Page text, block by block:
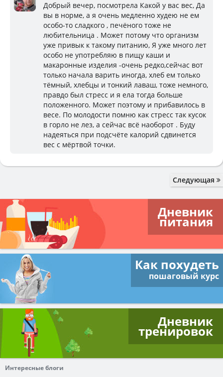
Добрый вечер, посмотрела Какой у вас вес, Да
вы в норме, а я очень медленно худею не ем
особо-то сладкого , печёного тоже не
любительница . Может потому что организм
уже привык к такому питанию, Я уже много лет
особо не употребляю в пищу каши и
макаронные изделия -очень редко,сейчас вот
только начала варить иногда, хлеб ем только
тёмный, хлебцы и тонкий лаваш, тоже немного,
правдо был стресс и я ела тогда больше
положенного. Может поэтому и прибавилось в
весе. По молодости помню как стресс так кусок
в горло не лез, а сейчас всё наоборот . Буду
надеяться при подсчёте калорий сдвинется
вес с мёртвой точки.
Следующая
Дневник
питания
Как похудеть
пошаговый курс
Дневник
тренировок
Интересные блоги